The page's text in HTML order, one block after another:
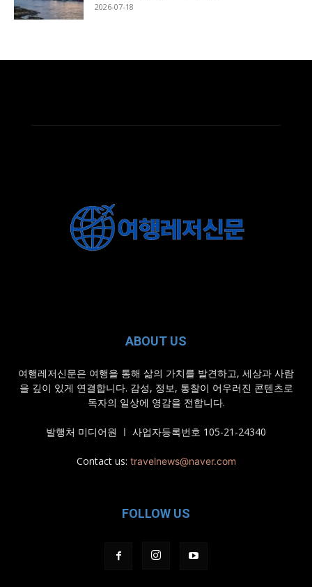
2026-07-18
ABOUT US
여행레저신문은 여행을 통해 삶의 가치를 발견하고, 세상과 사람
을 깊이 있게 연결합니다. 감성, 정보, 통찰이 어우러진 콘텐츠로
독자의 일상에 영감을 전합니다.
발행처 미디어원 ㅣ 사업자등록번호 105-21-24340
Contact us: travelnews@naver.com
FOLLOW US